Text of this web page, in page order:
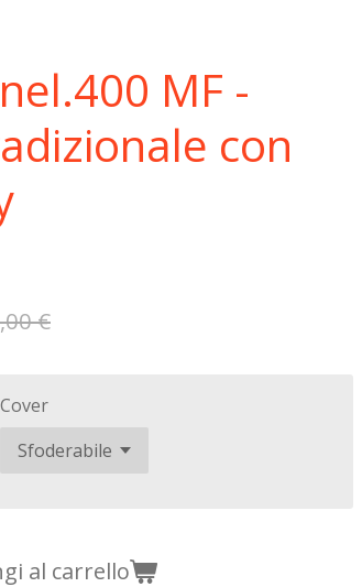
MF -
con
€
Cover
al carrello